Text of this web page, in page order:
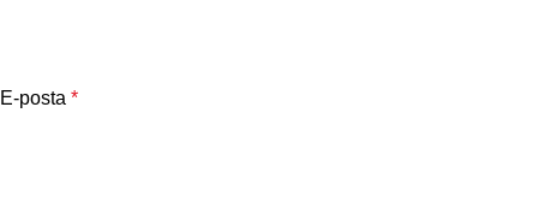
E-posta *